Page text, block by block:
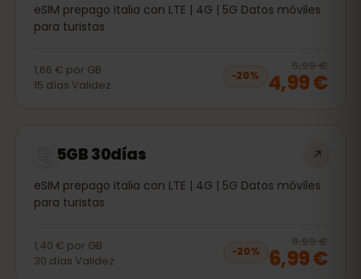
eSIM prepago Italia con LTE | 4G | 5G Datos móviles
para turistas
1,66 € por GB
15 días Validez
−20%
5,99 €
4,99 €
5GB 30días
eSIM prepago Italia con LTE | 4G | 5G Datos móviles
para turistas
1,40 € por GB
30 días Validez
−20%
8,99 €
6,99 €